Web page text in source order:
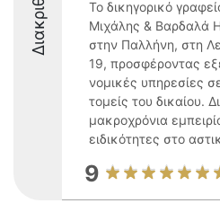
Το δικηγορικό
Μιχάλης & Βαρδαλά
στην Παλλήνη, στη
19, προσφέροντας
νομικές υπηρεσίες
τομείς του δικαίου.
μακροχρόνια
ειδικότητες στο
9